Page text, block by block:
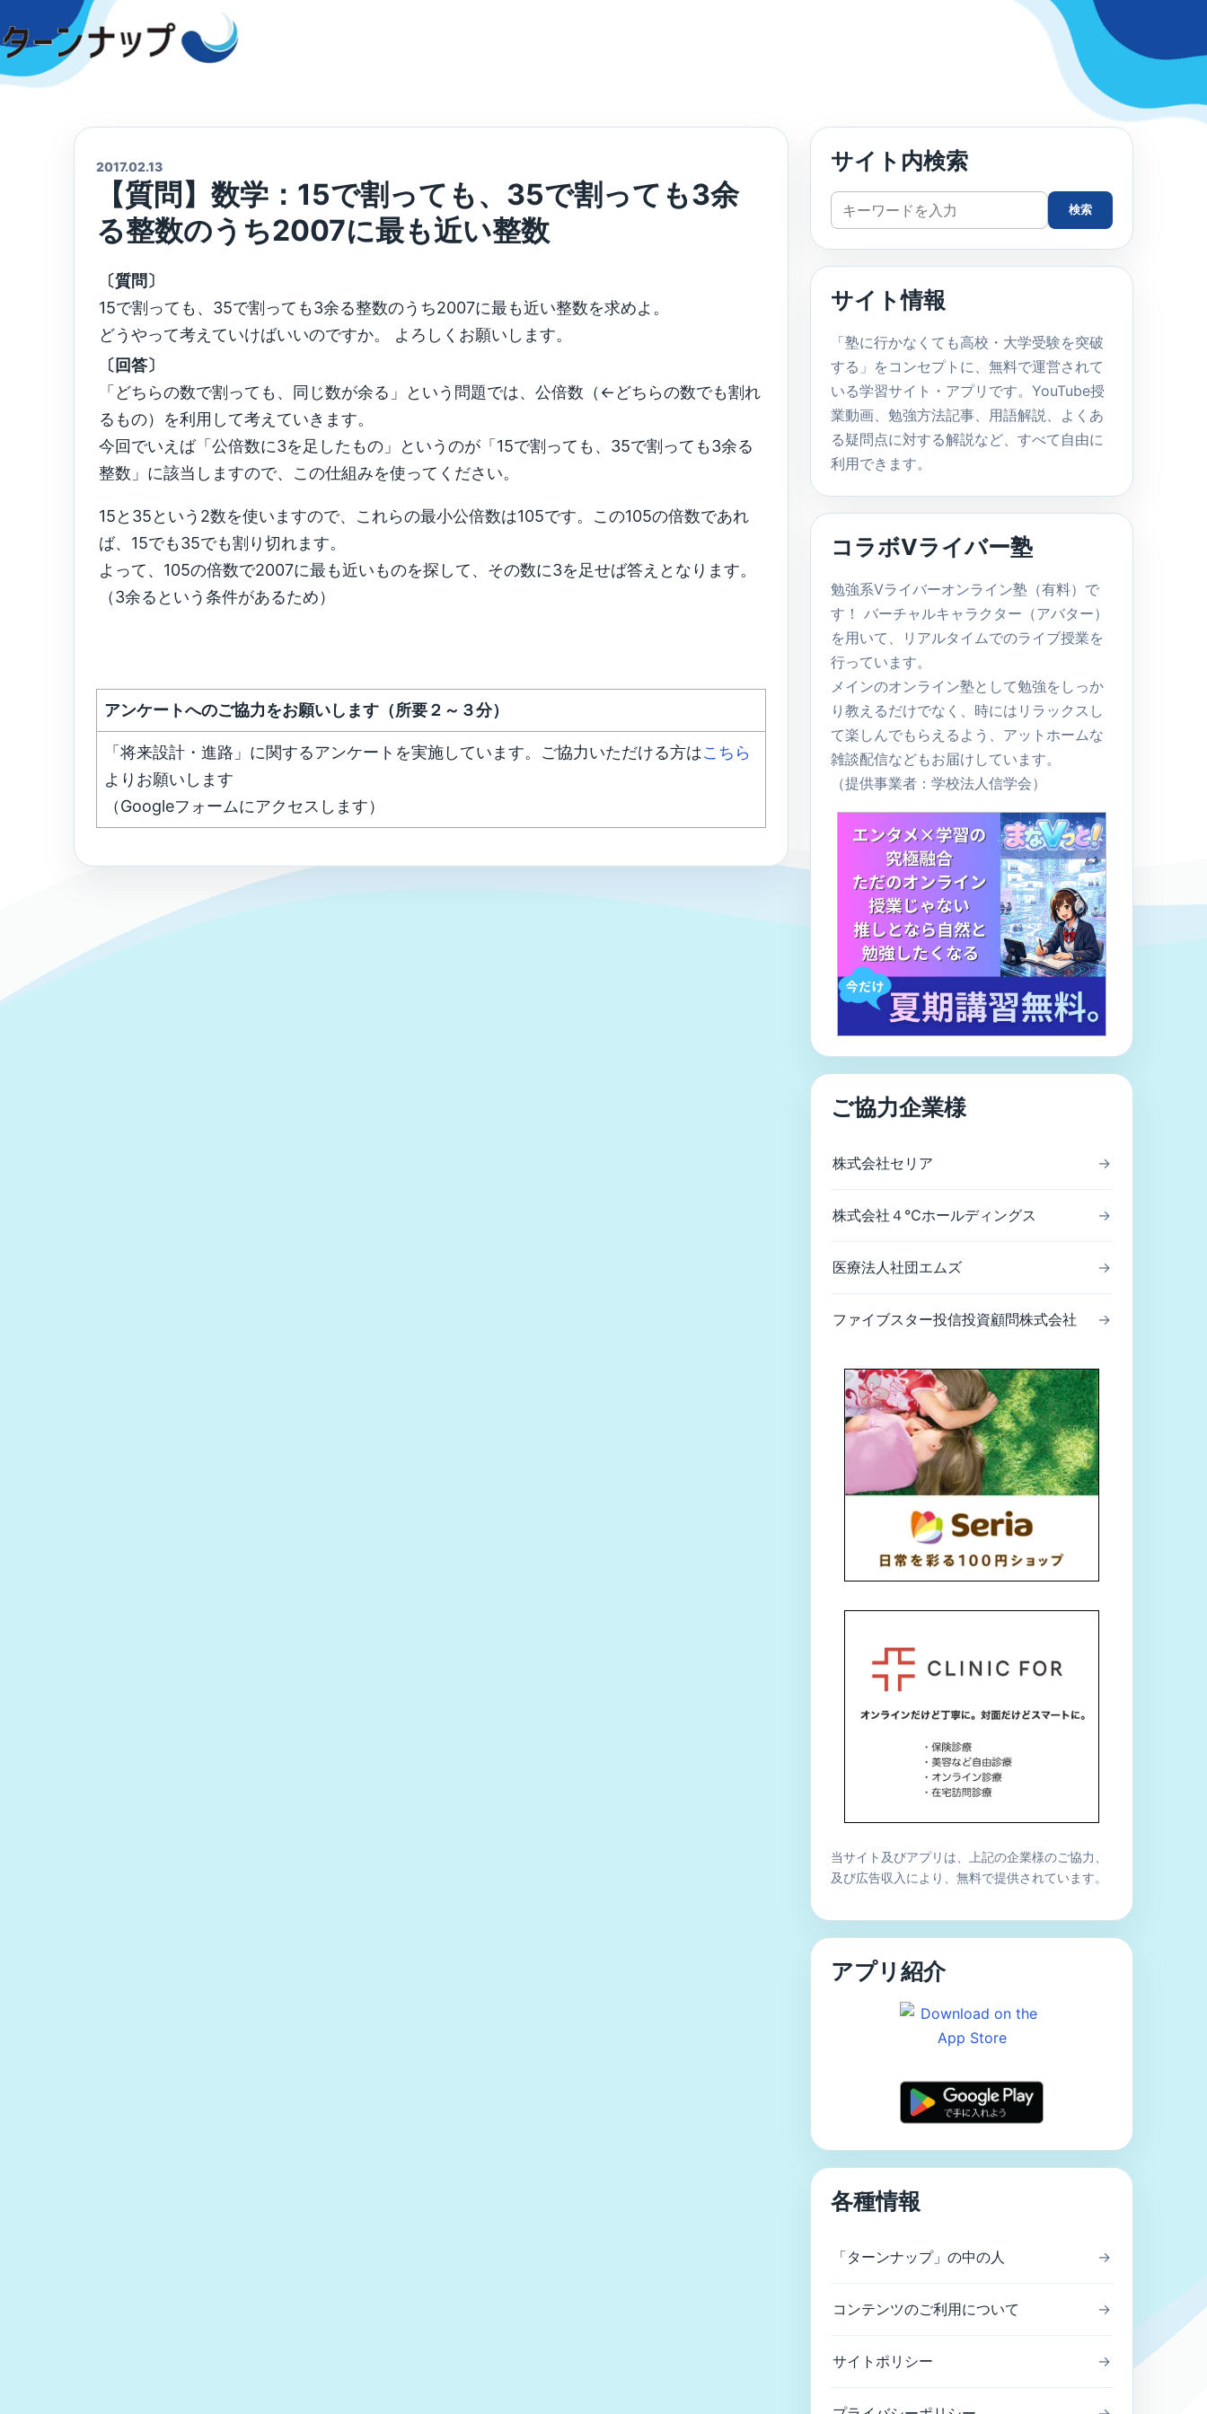
to
content
2017.02.13
【質問】数学：15で割っても、35で割っても3余
る整数のうち2007に最も近い整数
〔質問〕
15で割っても、35で割っても3余る整数のうち2007に最も近い整数を求めよ。
どうやって考えていけばいいのですか。 よろしくお願いします。
〔回答〕
「どちらの数で割っても、同じ数が余る」という問題では、公倍数（←どちらの数でも割れ
るもの）を利用して考えていきます。
今回でいえば「公倍数に3を足したもの」というのが「15で割っても、35で割っても3余る
整数」に該当しますので、この仕組みを使ってください。
15と35という2数を使いますので、これらの最小公倍数は105です。この105の倍数であれ
ば、15でも35でも割り切れます。
よって、105の倍数で2007に最も近いものを探して、その数に3を足せば答えとなります。
（3余るという条件があるため）
アンケートへのご協力をお願いします（所要２～３分）
「将来設計・進路」に関するアンケートを実施しています。ご協力いただける方はこちら
よりお願いします
（Googleフォームにアクセスします）
サイト内検索
サ
イ
ト
検
検索
サイト情報
「塾に行かなくても高校・大学受験を突破
する」をコンセプトに、無料で運営されて
いる学習サイト・アプリです。YouTube授
業動画、勉強方法記事、用語解説、よくあ
る疑問点に対する解説など、すべて自由に
利用できます。
コラボVライバー塾
勉強系Vライバーオンライン塾（有料）で
す！ バーチャルキャラクター（アバター）
を用いて、リアルタイムでのライブ授業を
行っています。
メインのオンライン塾として勉強をしっか
り教えるだけでなく、時にはリラックスし
て楽しんでもらえるよう、アットホームな
雑談配信などもお届けしています。
（提供事業者：学校法人信学会）
ご協力企業様
株式会社セリア →
株式会社４℃ホールディングス →
医療法人社団エムズ →
ファイブスター投信投資顧問株式会社 →
当サイト及びアプリは、上記の企業様のご協力、
及び広告収入により、無料で提供されています。
アプリ紹介
各種情報
「ターンナップ」の中の人 →
コンテンツのご利用について →
サイトポリシー →